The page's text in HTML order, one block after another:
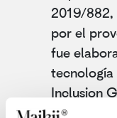
2019/882,
por el
fue
Inclusion
https://